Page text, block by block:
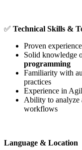
✅ Technical Skills &
Proven
Solid knowledge
programming
Familiarity with
practices
Experience in
Ability to analyze
workflows
Language & Location